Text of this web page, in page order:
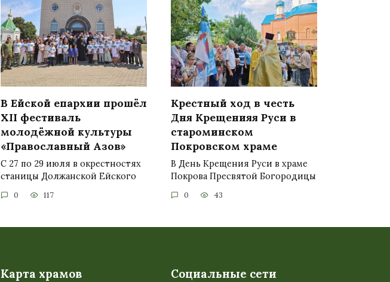
В Ейской епархии прошёл
XII фестиваль
молодёжной культуры
«Православный Азов»
С 27 по 29 июля в окрестностях
станицы Должанской Ейского
0 117
Крестный ход в честь
Дня Крещенияя Руси в
староминском
Покровском храме
В День Крещения Руси в храме
Покрова Пресвятой Богородицы
0 43
Карта храмов Социальные сети